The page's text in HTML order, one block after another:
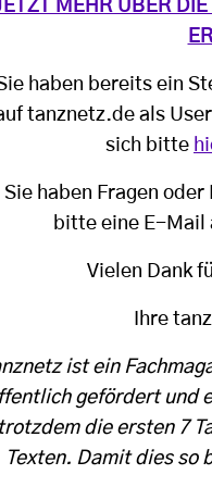
MEHR ÜBER
haben bereits ein
tanznetz.de als
sich bitte
Sie haben Fragen
bitte eine E-Mail
Vielen Dank
Ihre
ist ein
gefördert und
die ersten 7
Texten. Damit dies so